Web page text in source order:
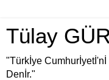
Tülay
"Türkİye Cumhurİyetİ'nİ
Denİr."